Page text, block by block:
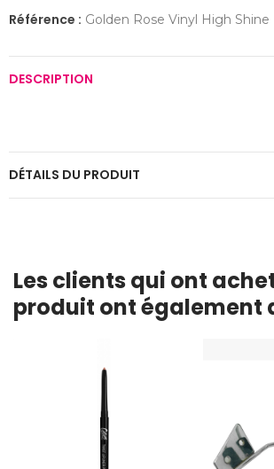
Référence : Golden Rose Vinyl High Shine
DESCRIPTION
DÉTAILS DU PRODUIT
Les clients qui ont
produit ont également